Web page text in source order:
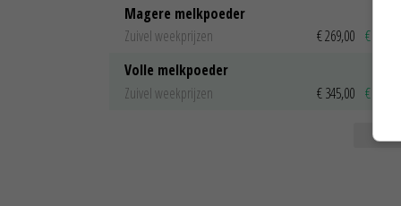
Magere melkpoeder
Zuivel weekprijzen
€ 269,00 € 7,00
Volle melkpoeder
Zuivel weekprijzen
€ 345,00 € 20,00